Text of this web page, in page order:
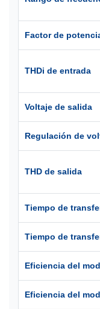
Factor de
THDi de entrada
Voltaje de salida
Regulación de
THD de salida
Tiempo de
Tiempo de
Eficiencia del
Eficiencia del